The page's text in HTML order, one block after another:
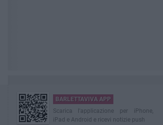
BARLETTAVIVA APP
Scarica l'applicazione per iPhone,
iPad e Android e ricevi notizie push